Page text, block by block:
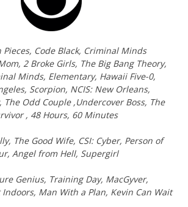
Pieces, Code Black, Criminal Minds
2 Broke Girls, The Big Bang Theory,
Minds, Elementary, Hawaii Five-0,
Scorpion, NCIS: New Orleans,
The Odd Couple ,Undercover Boss, The
, 48 Hours, 60 Minutes
The Good Wife, CSI: Cyber, Person of
Angel from Hell, Supergirl
Genius, Training Day, MacGyver,
Man With a Plan, Kevin Can Wait